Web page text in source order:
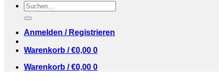
Suchen
nach:
Anmelden / Registrieren
Warenkorb /€0,00 0
Warenkorb /€0,00 0